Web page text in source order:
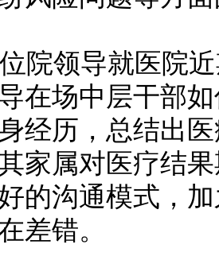
院领导就医院
在场中层干部
经历，总结出
家属对医疗结
的沟通模式，
差错。